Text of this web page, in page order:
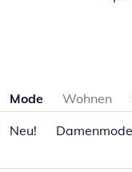
Produktkategorien
Mode Wohnen
Neu!
Damenmode